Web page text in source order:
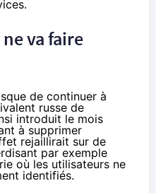
va faire
de continuer à
russe de
introduit le mois
à supprimer
rejaillirait sur de
par exemple
où les utilisateurs ne
identifiés.